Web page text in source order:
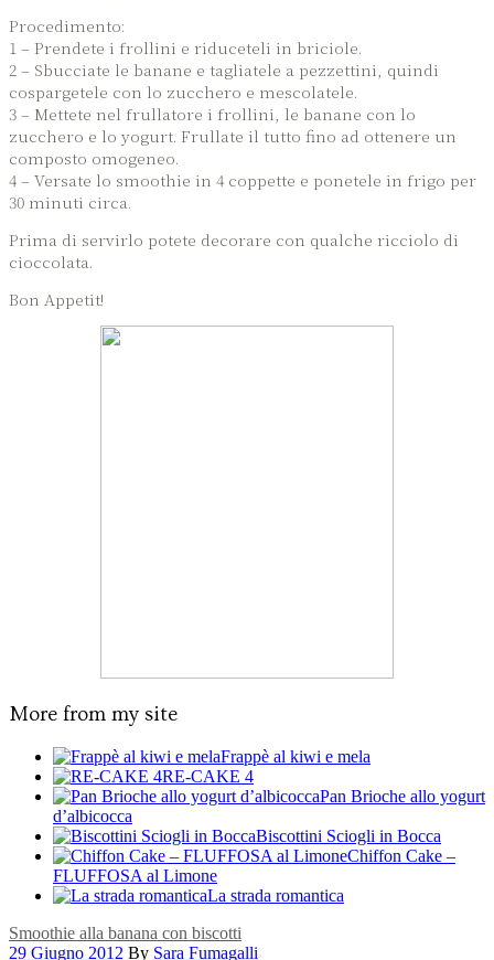
Procedimento:
1 – Prendete i frollini e riduceteli in briciole.
2 – Sbucciate le banane e tagliatele a pezzettini, quindi
cospargetele con lo zucchero e mescolatele.
3 – Mettete nel frullatore i frollini, le banane con lo
zucchero e lo yogurt. Frullate il tutto fino ad ottenere un
composto omogeneo.
4 – Versate lo smoothie in 4 coppette e ponetele in frigo per
30 minuti circa.
Prima di servirlo potete decorare con qualche ricciolo di
cioccolata.
Bon Appetit!
More from my site
Frappè al kiwi e mela
RE-CAKE 4
Pan Brioche allo yogurt
d’albicocca
Biscottini Sciogli in Bocca
Chiffon Cake –
FLUFFOSA al Limone
La strada romantica
Smoothie alla banana con biscotti
29 Giugno 2012 By Sara Fumagalli